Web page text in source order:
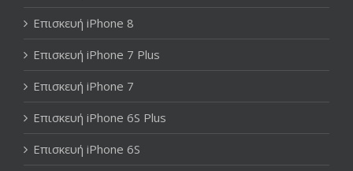
Επισκευή iPhone 8
Επισκευή iPhone 7 Plus
Επισκευή iPhone 7
Επισκευή iPhone 6S Plus
Επισκευή iPhone 6S